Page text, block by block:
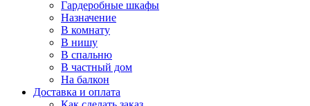
Гардеробные шкафы
Назначение
В комнату
В нишу
В спальню
В частный дом
На балкон
Доставка и оплата